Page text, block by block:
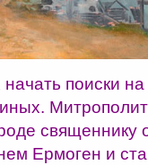
поиски
священнику
Ермоген и